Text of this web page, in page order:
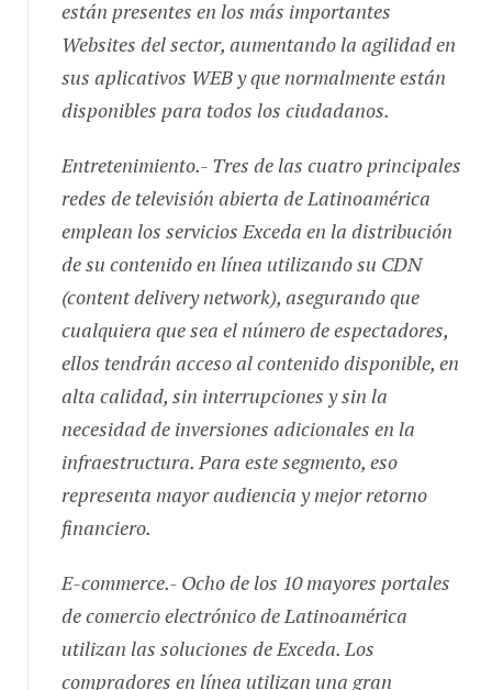
Websites del sector, aumentando la agilidad en
sus aplicativos WEB y que normalmente están
disponibles para todos los ciudadanos.
Entretenimiento.- Tres de las cuatro principales
redes de televisión abierta de Latinoamérica
emplean los servicios Exceda en la distribución
de su contenido en línea utilizando su CDN
(content delivery network), asegurando que
cualquiera que sea el número de espectadores,
ellos tendrán acceso al contenido disponible, en
alta calidad, sin interrupciones y sin la
necesidad de inversiones adicionales en la
infraestructura. Para este segmento, eso
representa mayor audiencia y mejor retorno
financiero.
E-commerce.- Ocho de los 10 mayores portales
de comercio electrónico de Latinoamérica
utilizan las soluciones de Exceda. Los
compradores en línea utilizan una gran